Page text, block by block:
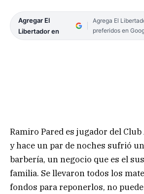
Agregar El
Libertador en
Agrega El
preferidos en
Ramiro Pared es jugador del
y hace un par de noches sufrió
barbería, un negocio que es el
familia. Se llevaron todos los
fondos para reponerlos, no